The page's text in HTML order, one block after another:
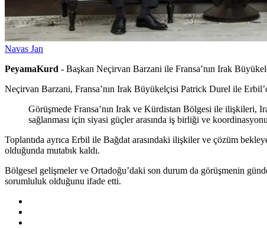
Navas Jan
PeyamaKurd - Başkan Neçirvan Barzani ile Fransa’nın Irak
Neçirvan Barzani, Fransa’nın Irak Büyükelçisi Patrick Durel ile
Görüşmede Fransa’nın Irak ve Kürdistan Bölgesi ile ilişkileri,
sağlanması için siyasi güçler arasında iş birliği ve
Toplantıda ayrıca Erbil ile Bağdat arasındaki ilişkiler ve çözüm
olduğunda mutabık kaldı.
Bölgesel gelişmeler ve Ortadoğu’daki son durum da görüşmenin
sorumluluk olduğunu ifade etti.